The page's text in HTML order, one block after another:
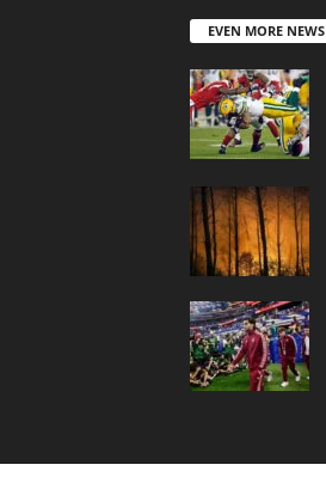
EVEN MORE NEWS